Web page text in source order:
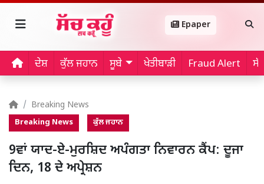
Epaper
ਦੇਸ਼ ਕੁੱਲ ਜਹਾਨ ਸੂਬੇ ਖੇਤੀਬਾੜੀ Fraud Alert
Breaking News
Breaking News ਕੁੱਲ ਜਹਾਨ
9ਵਾਂ ਯਾਦ-ਏ-ਮੁਰਸ਼ਿਦ ਅਪੰਗਤਾ ਨਿਵਾਰਨ ਕੈਂਪ: ਦੂਜਾ
ਦਿਨ, 18 ਦੇ ਅਪ੍ਰੇਸ਼ਨ